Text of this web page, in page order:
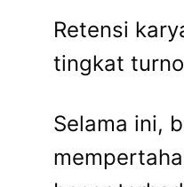
Retensi
tingkat
Selama ini,